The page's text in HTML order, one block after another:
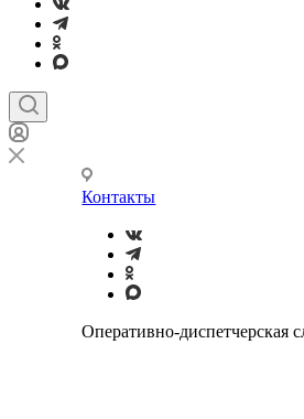
Контакты
Оперативно-диспетчерская